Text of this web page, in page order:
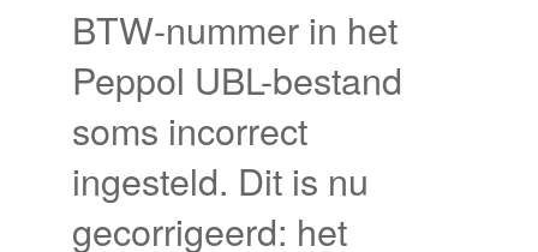
BTW-nummer in het
Peppol UBL-bestand
soms incorrect
ingesteld. Dit is nu
gecorrigeerd: het